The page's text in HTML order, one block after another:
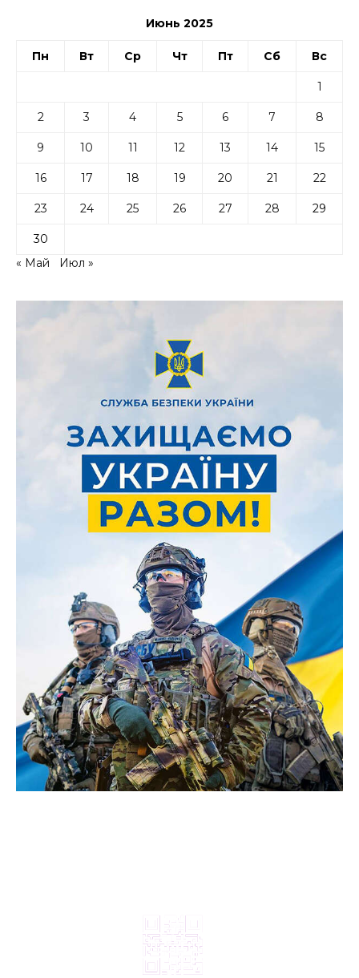
Июнь 2025
Пн Вт Ср Чт Пт Сб Вс
1
2 3 4 5 6 7 8
9 10 11 12 13 14 15
16 17 18 19 20 21 22
23 24 25 26 27 28 29
30
« Май
Июл »